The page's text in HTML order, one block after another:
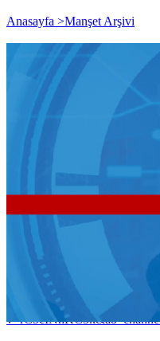
Anasayfa >Manşet Arşivi
6698 Sayılı
Kanunu (KVKK)
Yayın)
Yayın Tarihi: 23 Aralık 2021
Detay bilgiler:
https://